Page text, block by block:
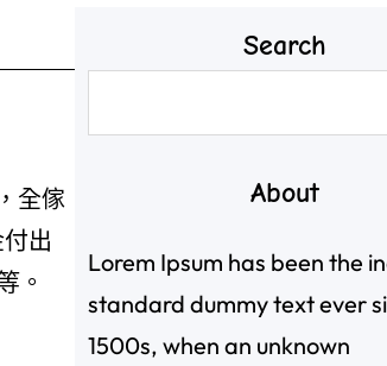
全傢
出
。
Search
尋
About
Lorem Ipsum has been the
standard dummy text ever
1500s, when an unknown